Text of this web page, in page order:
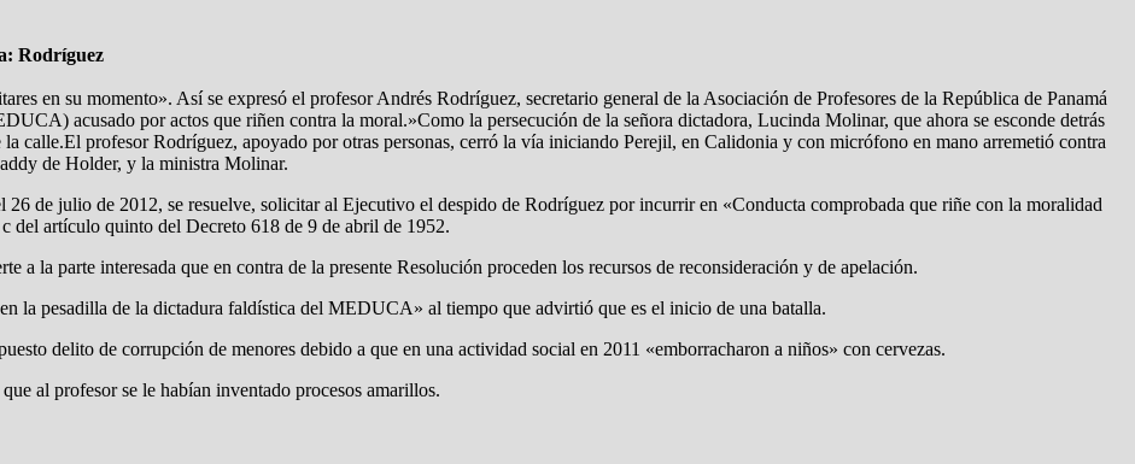
Rodríguez
en su momento». Así se expresó el profesor Andrés Rodríguez, secretario general de la Asociación de Profesores de la República de Panamá
acusado por actos que riñen contra la moral.»Como la persecución de la señora dictadora, Lucinda Molinar, que ahora se esconde detrás
calle.El profesor Rodríguez, apoyado por otras personas, cerró la vía iniciando Perejil, en Calidonia y con micrófono en mano arremetió contra
de Holder, y la ministra Molinar.
de julio de 2012, se resuelve, solicitar al Ejecutivo el despido de Rodríguez por incurrir en «Conducta comprobada que riñe con la moralidad
del artículo quinto del Decreto 618 de 9 de abril de 1952.
a la parte interesada que en contra de la presente Resolución proceden los recursos de reconsideración y de apelación.
la pesadilla de la dictadura faldística del MEDUCA» al tiempo que advirtió que es el inicio de una batalla.
delito de corrupción de menores debido a que en una actividad social en 2011 «emborracharon a niños» con cervezas.
al profesor se le habían inventado procesos amarillos.